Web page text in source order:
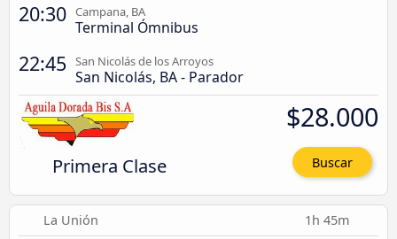
20:30 Campana, BA
Terminal Ómnibus
22:45 San Nicolás de los Arroyos
San Nicolás, BA - Parador
Primera Clase
$28.000
Buscar
La Unión 1h 45m